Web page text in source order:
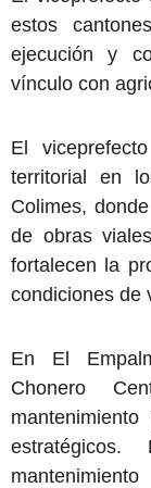
estos
ejecución y
vínculo con
El
territorial en
Colimes,
de obras
fortalecen la
condiciones de
En El
Chonero
estratégicos.